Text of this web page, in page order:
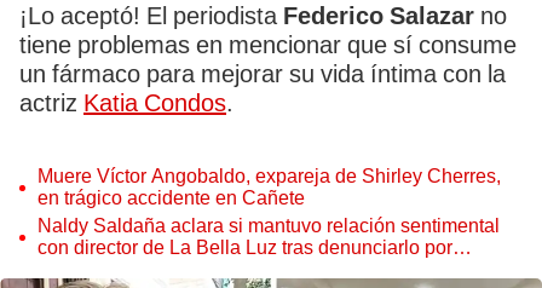
¡Lo aceptó! El periodista Federico Salazar no
tiene problemas en mencionar que sí consume
un fármaco para mejorar su vida íntima con la
actriz Katia Condos.
Muere Víctor Angobaldo, expareja de Shirley Cherres,
en trágico accidente en Cañete
Naldy Saldaña aclara si mantuvo relación sentimental
con director de La Bella Luz tras denunciarlo por